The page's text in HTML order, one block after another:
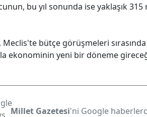
bu yıl sonunda ise yaklaşık
bütçe görüşmeleri
ekonominin yeni bir döneme
Millet Gazetesi'ni Google